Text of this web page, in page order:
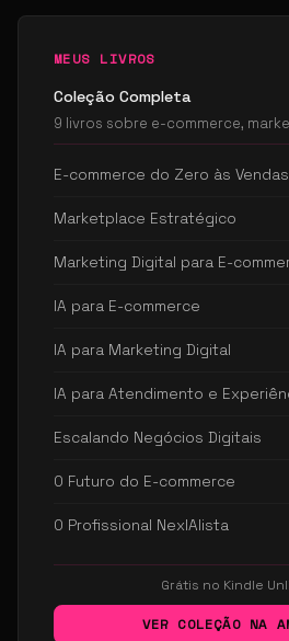
MEUS LIVROS
Coleção Completa
9 livros sobre e-commerce,
E-commerce do Zero às Vendas
Marketplace Estratégico
Marketing Digital para E-
IA para E-commerce
IA para Marketing Digital
IA para Atendimento e
Escalando Negócios Digitais
O Futuro do E-commerce
O Profissional NexIAlista
Grátis no Kindle
VER COLEÇÃO NA